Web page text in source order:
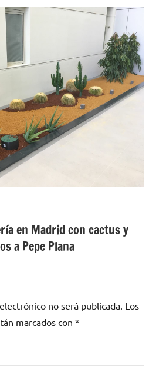
en Madrid con cactus y
a Pepe Plana
no será publicada. Los
marcados con *